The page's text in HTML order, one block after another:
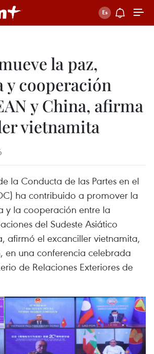
la paz,
y cooperación
y China, afirma
vietnamita
la Conducta de las Partes en el
ha contribuido a promover la
y la cooperación entre la
del Sudeste Asiático
afirmó el excanciller vietnamita,
en una conferencia celebrada
de Relaciones Exteriores de